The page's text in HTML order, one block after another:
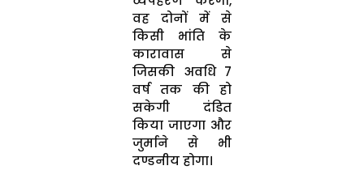
वह दोनों में से
किसी भांति के
कारावास से
जिसकी अवधि 7
वर्ष तक की हो
सकेगी दंडित
किया जाएगा और
जुर्माने से भी
दण्डनीय होगा।